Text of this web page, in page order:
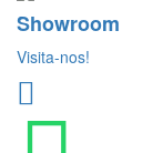
Showroom
Visita-nos!